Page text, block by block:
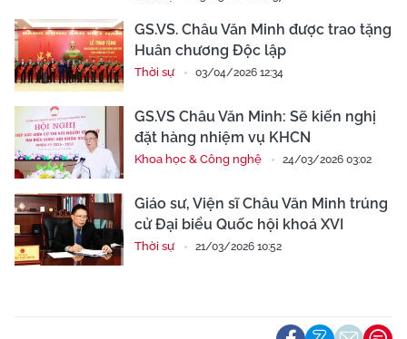
GS.VS. Châu Văn Minh được trao tặng
Huân chương Độc lập
Thời sự 03/04/2026 12:34
GS.VS Châu Văn Minh: Sẽ kiến nghị
đặt hàng nhiệm vụ KHCN
Khoa học & Công nghệ 24/03/2026 03:02
Giáo sư, Viện sĩ Châu Văn Minh trúng
cử Đại biểu Quốc hội khoá XVI
Thời sự 21/03/2026 10:52